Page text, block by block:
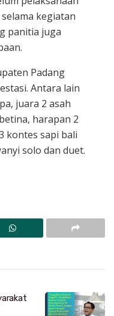
kegiatan
panitia juga
Padang
Antara lain
juara 2 asah
harapan 2
kontes sapi bali
solo dan duet.